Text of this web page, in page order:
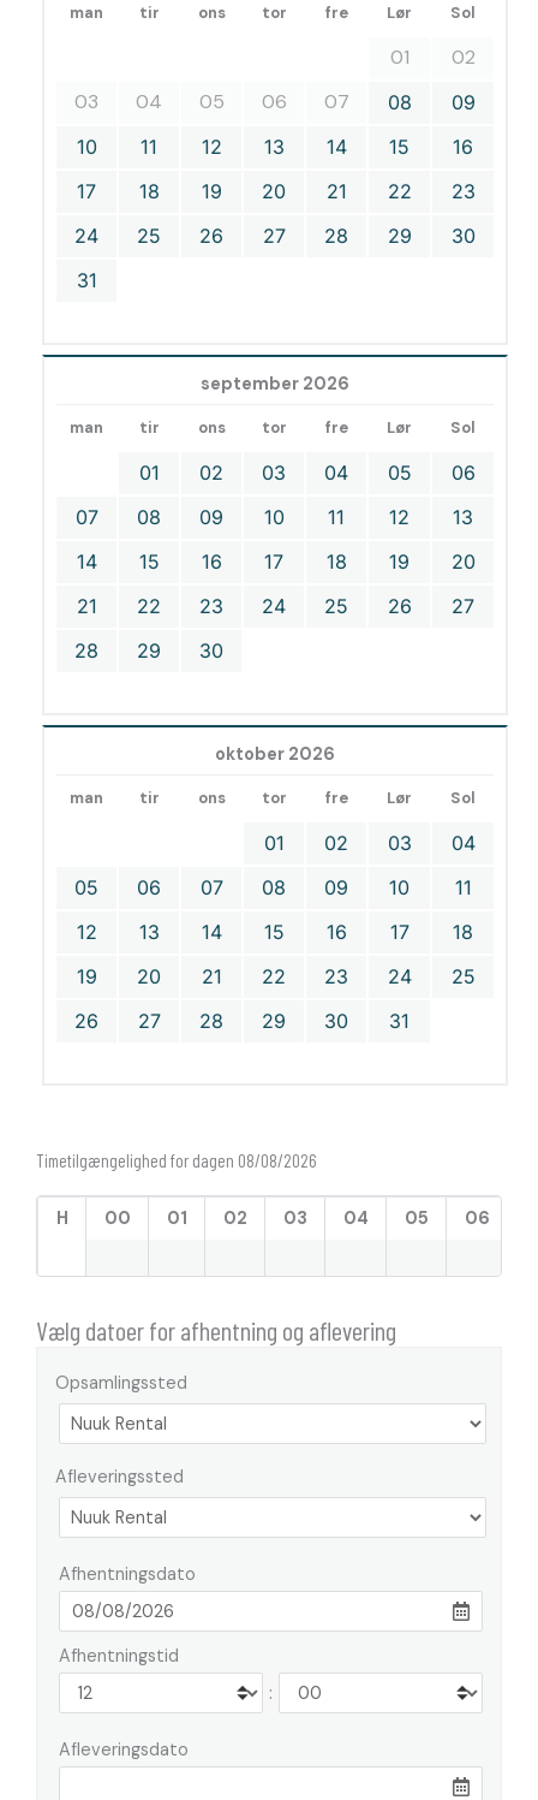
man tir ons tor fre Lør Sol
01
02
03
04 05 06 07 08
09
10
11 12 13 14 15
16
17
18 19 20 21 22
23
24
25 26 27 28 29
30
31
september 2026
man tir ons tor fre Lør Sol
01 02 03 04 05
06
07
08 09 10 11 12
13
14
15 16 17 18 19
20
21
22 23 24 25 26
27
28
29 30
oktober 2026
man tir ons tor fre Lør Sol
01 02 03
04
05
06 07 08 09 10
11
12
13 14 15 16 17
18
19
20 21 22 23 24
25
26
27 28 29 30 31
Timetilgængelighed for dagen 08/08/2026
H 00 01 02 03 04 05 06
Vælg datoer for afhentning og aflevering
Opsamlingssted
Afleveringssted
Afhentningsdato
Afhentningstid
:
Afleveringsdato